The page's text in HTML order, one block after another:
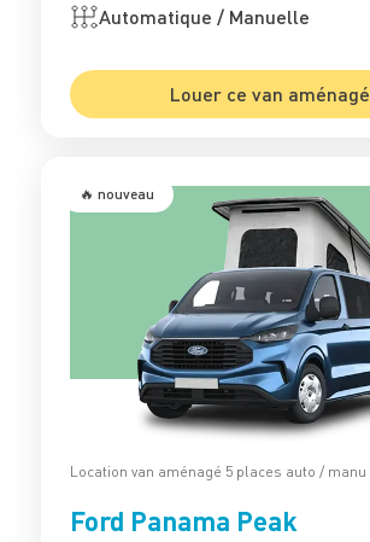
Automatique / Manuelle
Louer ce van aménagé
🔥 nouveau
Location van aménagé 5 places auto / manu
Ford Panama Peak